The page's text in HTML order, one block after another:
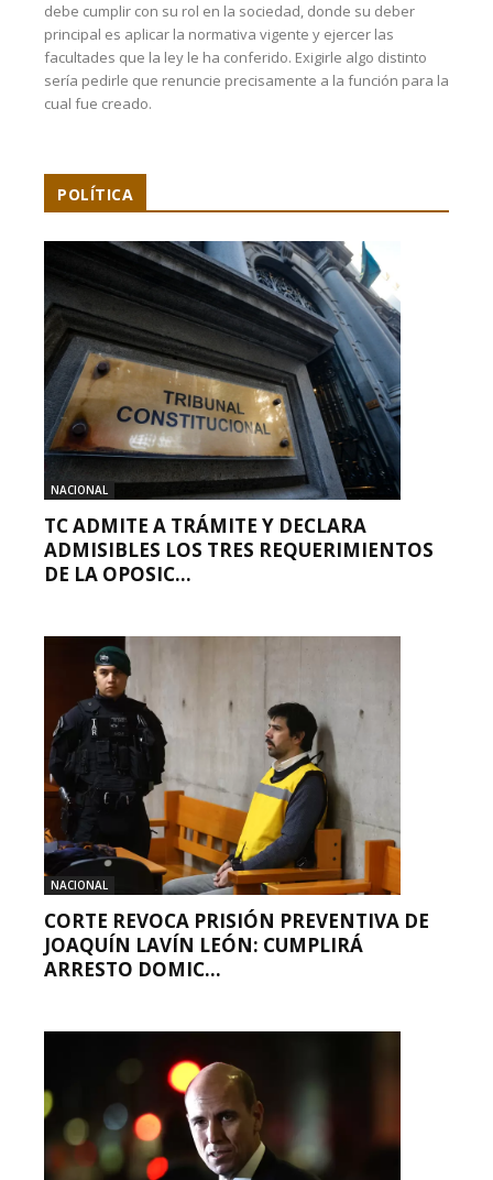
debe cumplir con su rol en la sociedad, donde su deber
principal es aplicar la normativa vigente y ejercer las
facultades que la ley le ha conferido. Exigirle algo distinto
sería pedirle que renuncie precisamente a la función para la
cual fue creado.
POLÍTICA
NACIONAL
TC ADMITE A TRÁMITE Y DECLARA
ADMISIBLES LOS TRES REQUERIMIENTOS
DE LA OPOSIC...
NACIONAL
CORTE REVOCA PRISIÓN PREVENTIVA DE
JOAQUÍN LAVÍN LEÓN: CUMPLIRÁ
ARRESTO DOMIC...